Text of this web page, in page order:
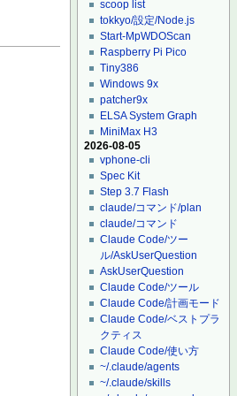
scoop list
tokkyo/設定/Node.js
Start-MpWDOScan
Raspberry Pi Pico
Tiny386
Windows 9x
patcher9x
ELSA System Graph
MiniMax H3
2026-08-05
vphone-cli
Spec Kit
Step 3.7 Flash
claude/コマンド/plan
claude/コマンド
Claude Code/ツー
ル/AskUserQuestion
AskUserQuestion
Claude Code/ツール
Claude Code/計画モード
Claude Code/ベストプラ
クティス
Claude Code/使い方
~/.claude/agents
~/.claude/skills